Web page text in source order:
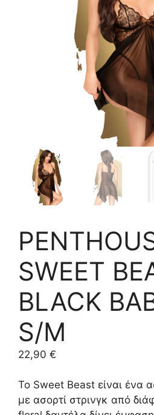
SWEET
BLACK
S/M
22,90 €
Το Sweet Beast είναι ένα
με ασορτί στρινγκ από